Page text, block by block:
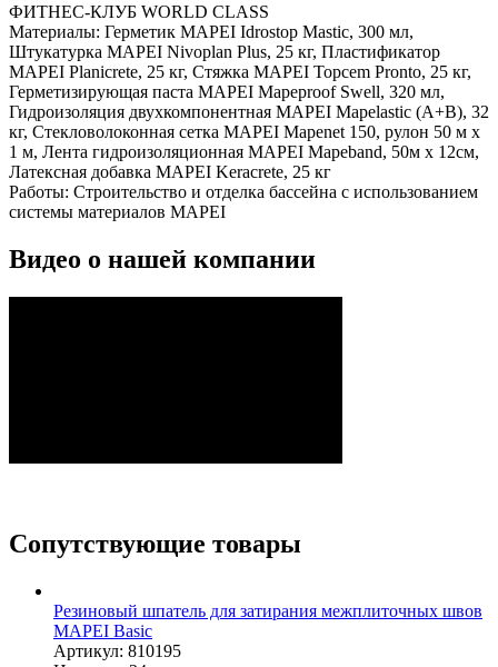
ФИТНЕС-КЛУБ WORLD CLASS
Материалы: Герметик MAPEI Idrostop Mastic, 300 мл,
Штукатурка MAPEI Nivoplan Plus, 25 кг, Пластификатор
MAPEI Planicrete, 25 кг, Стяжка MAPEI Topcem Pronto, 25 кг,
Герметизирующая паста MAPEI Mapeproof Swell, 320 мл,
Гидроизоляция двухкомпонентная MAPEI Mapelastic (А+B), 32
кг, Стекловолоконная сетка MAPEI Mapenet 150, рулон 50 м х
1 м, Лента гидроизоляционная MAPEI Mapeband, 50м x 12см,
Латексная добавка MAPEI Keracrete, 25 кг
Работы: Строительство и отделка бассейна с использованием
системы материалов MAPEI
Видео о нашей компании
Сопутствующие товары
Резиновый шпатель для затирания межплиточных швов
MAPEI Basic
Артикул: 810195